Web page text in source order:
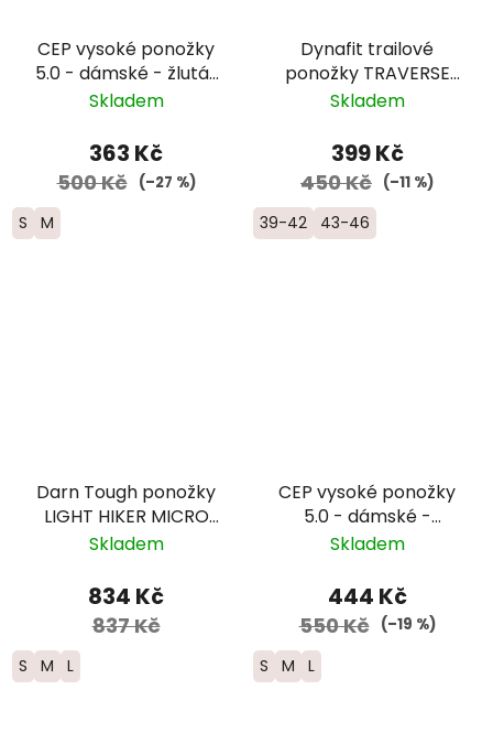
CEP vysoké ponožky
5.0 - dámské - žlutá/
červená
Skladem
363 Kč
500 Kč (–27 %)
S M
Dynafit trailové
ponožky TRAVERSE
CREW -
Skladem
399 Kč
450 Kč (–11 %)
39-42 43-46
Darn Tough ponožky
LIGHT HIKER MICRO
CREW Lightweight
šedé
Skladem
834 Kč
837 Kč
S M L
CEP vysoké ponožky
5.0 - dámské -
zelená/černá
Skladem
444 Kč
550 Kč (–19 %)
S M L